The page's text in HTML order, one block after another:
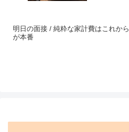
明日の面接 / 純粋な家計費はこれから
が本番